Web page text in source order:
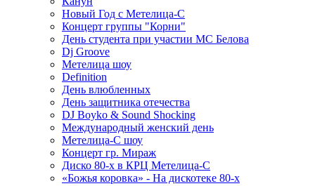
Новый Год с Метелица-С
Концерт группы "Корни"
День студента при участии МС Белова
Dj Groove
Метелица шоу
Definition
День влюбленных
День защитника отечества
DJ Boyko & Sound Shocking
Международный женский день
Метелица-С шоу
Концерт гр. Мираж
Диско 80-х в КРЦ Метелица-С
«Божья коровка» - На дискотеке 80-х